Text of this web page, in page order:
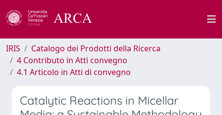
IRIS
Catalogo dei Prodotti della Ricerca
4 Contributo in Atti convegno
4.1 Articolo in Atti di convegno
Catalytic Reactions in Micellar